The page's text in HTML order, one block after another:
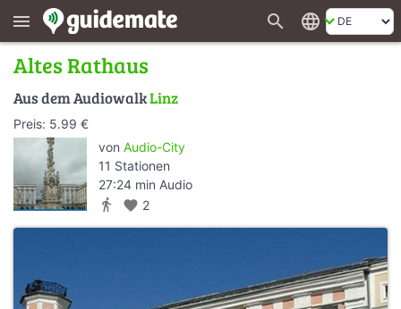
menu search language
Altes Rathaus
Aus dem AudiowalkLinz
Preis: 5.99 €
von Audio-City
11 Stationen
27:24 min Audio
directions_walk favorite 2